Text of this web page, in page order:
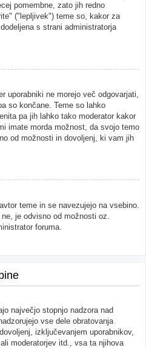
pomembne, zato jih redno
("lepljivek") teme so, kakor za
s strani administratorja
uporabniki ne morejo več odgovarjati,
so končane. Teme so lahko
pa jih lahko tako moderator kakor
imate morda možnost, da svojo temo
od možnosti in dovoljenj, ki vam jih
teme in se navezujejo na vsebino.
je odvisno od možnosti oz.
foruma.
največjo stopnjo nadzora nad
vse dele obratovanja
izključevanjem uporabnikov,
moderatorjev itd., vsa ta njihova